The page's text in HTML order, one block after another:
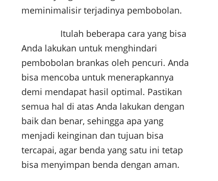
meminimalisir terjadinya pembobolan.
Itulah beberapa cara yang bisa
Anda lakukan untuk menghindari
pembobolan brankas oleh pencuri. Anda
bisa mencoba untuk menerapkannya
demi mendapat hasil optimal. Pastikan
semua hal di atas Anda lakukan dengan
baik dan benar, sehingga apa yang
menjadi keinginan dan tujuan bisa
tercapai, agar benda yang satu ini tetap
bisa menyimpan benda dengan aman.